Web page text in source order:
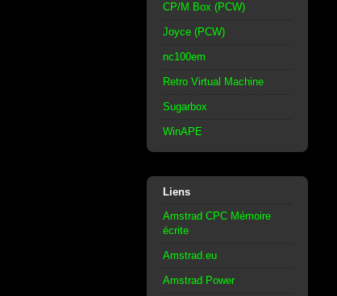
CP/M Box (PCW)
Joyce (PCW)
nc100em
Retro Virtual Machine
Sugarbox
WinAPE
Liens
Amstrad CPC Mémoire
écrite
Amstrad.eu
Amstrad Power